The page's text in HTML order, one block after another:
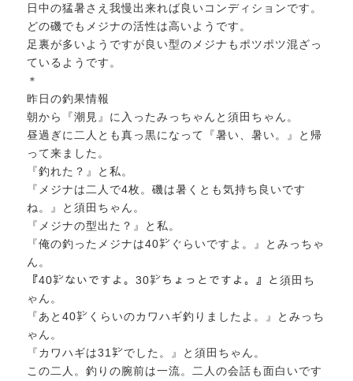
日中の猛暑さえ我慢出来れば良いコンディションです。
どの磯でもメジナの活性は高いようです。
足裏が多いようですが良い型のメジナもポツポツ混ざっ
ているようです。
＊
昨日の釣果情報
朝から『潮見』に入ったみっちゃんと須田ちゃん。
昼過ぎに二人とも真っ黒になって『暑い、暑い。』と帰
って来ました。
『釣れた？』と私。
『メジナは二人で4枚。磯は暑くとも気持ち良いです
ね。』と須田ちゃん。
『メジナの型出た？』と私。
『俺の釣ったメジナは40㌢ぐらいですよ。』とみっちゃ
ん。
『40㌢ないですよ。30㌢ちょっとですよ。』と須田ち
ゃん。
『あと40㌢くらいのカワハギ釣りましたよ。』とみっち
ゃん。
『カワハギは31㌢でした。』と須田ちゃん。
この二人。釣りの腕前は一流。二人の会話も面白いです